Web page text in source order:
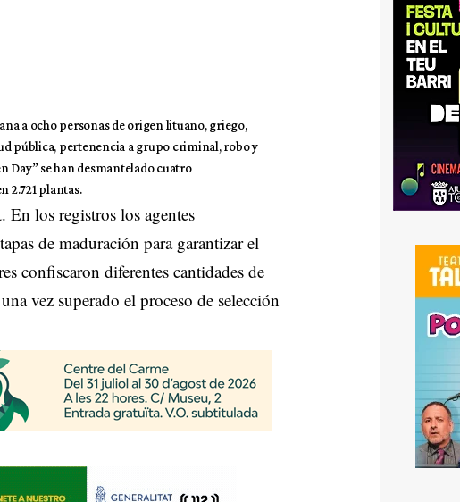
a ocho personas de origen lituano, griego,
pública, pertenencia a grupo criminal, robo y
Day” se han desmantelado cuatro
2.721 plantas.
los registros los agentes
de maduración para garantizar el
confiscaron diferentes cantidades de
vez superado el proceso de selección